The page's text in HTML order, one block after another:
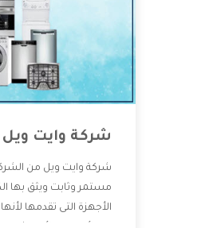
شركة وايت ويل
شركة وايت ويل من
مستمر وثابت ويثق بها
الأجهزة التى تقدمها